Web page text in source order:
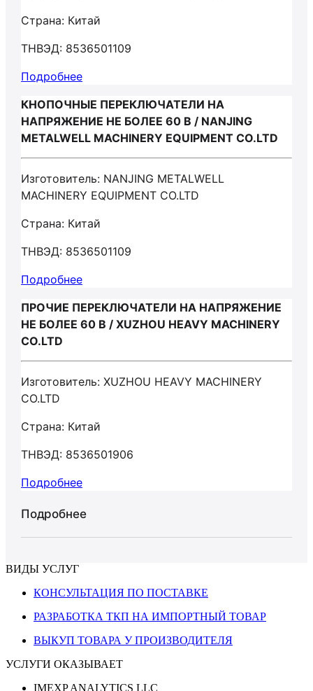
Страна: Китай
ТНВЭД: 8536501109
Подробнее
КНОПОЧНЫЕ ПЕРЕКЛЮЧАТЕЛИ НА
НАПРЯЖЕНИЕ НЕ БОЛЕЕ 60 В / NANJING
METALWELL MACHINERY EQUIPMENT CO.LTD
Изготовитель: NANJING METALWELL
MACHINERY EQUIPMENT CO.LTD
Страна: Китай
ТНВЭД: 8536501109
Подробнее
ПРОЧИЕ ПЕРЕКЛЮЧАТЕЛИ НА НАПРЯЖЕНИЕ
НЕ БОЛЕЕ 60 В / XUZHOU HEAVY MACHINERY
CO.LTD
Изготовитель: XUZHOU HEAVY MACHINERY
CO.LTD
Страна: Китай
ТНВЭД: 8536501906
Подробнее
Подробнее
ВИДЫ УСЛУГ
КОНСУЛЬТАЦИЯ ПО ПОСТАВКЕ
РАЗРАБОТКА ТКП НА ИМПОРТНЫЙ ТОВАР
ВЫКУП ТОВАРА У ПРОИЗВОДИТЕЛЯ
УСЛУГИ ОКАЗЫВАЕТ
IMEXP ANALYTICS LLC